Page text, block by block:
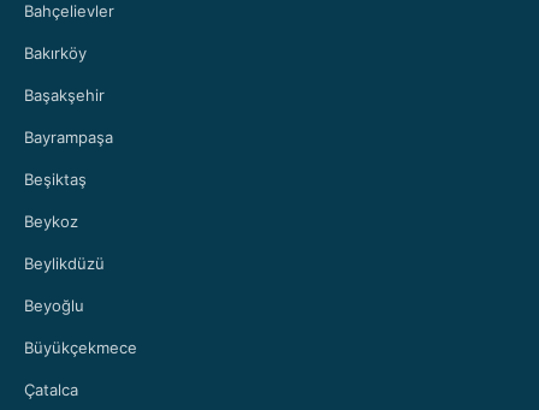
Bahçelievler
Bakırköy
Başakşehir
Bayrampaşa
Beşiktaş
Beykoz
Beylikdüzü
Beyoğlu
Büyükçekmece
Çatalca